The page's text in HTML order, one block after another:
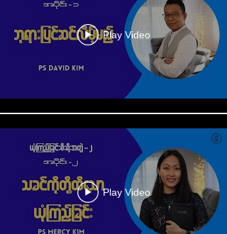
Play Video
Play Video